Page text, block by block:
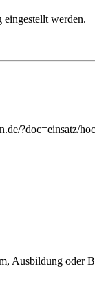
werden.
?doc=einsatz/
Aus­bildung oder